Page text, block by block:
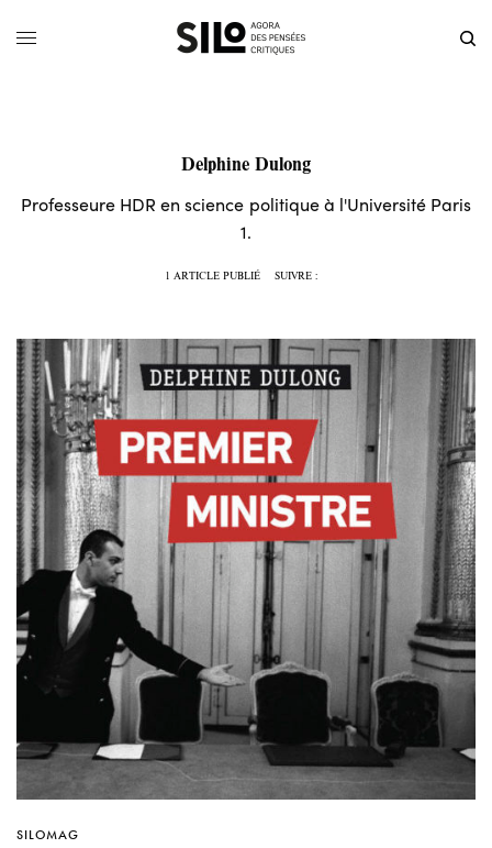
Delphine Dulong
Professeure HDR en science politique à l'Université Paris
1.
1 ARTICLE PUBLIÉ SUIVRE :
SILOMAG